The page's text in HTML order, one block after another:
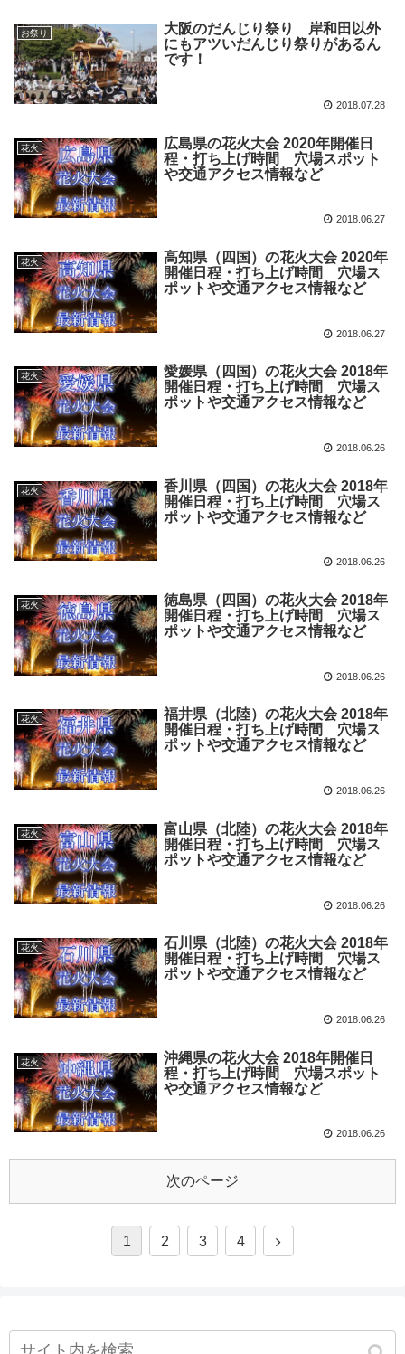
お祭り
大阪のだんじり祭り 岸和田以外
にもアツいだんじり祭りがあるん
です！
2018.07.28
花火
広島県の花火大会 2020年開催日
程・打ち上げ時間 穴場スポット
や交通アクセス情報など
2018.06.27
花火
高知県（四国）の花火大会 2020年
開催日程・打ち上げ時間 穴場ス
ポットや交通アクセス情報など
2018.06.27
花火
愛媛県（四国）の花火大会 2018年
開催日程・打ち上げ時間 穴場ス
ポットや交通アクセス情報など
2018.06.26
花火
香川県（四国）の花火大会 2018年
開催日程・打ち上げ時間 穴場ス
ポットや交通アクセス情報など
2018.06.26
花火
徳島県（四国）の花火大会 2018年
開催日程・打ち上げ時間 穴場ス
ポットや交通アクセス情報など
2018.06.26
花火
福井県（北陸）の花火大会 2018年
開催日程・打ち上げ時間 穴場ス
ポットや交通アクセス情報など
2018.06.26
花火
富山県（北陸）の花火大会 2018年
開催日程・打ち上げ時間 穴場ス
ポットや交通アクセス情報など
2018.06.26
花火
石川県（北陸）の花火大会 2018年
開催日程・打ち上げ時間 穴場ス
ポットや交通アクセス情報など
2018.06.26
花火
沖縄県の花火大会 2018年開催日
程・打ち上げ時間 穴場スポット
や交通アクセス情報など
2018.06.26
次のページ
1 2 3 4